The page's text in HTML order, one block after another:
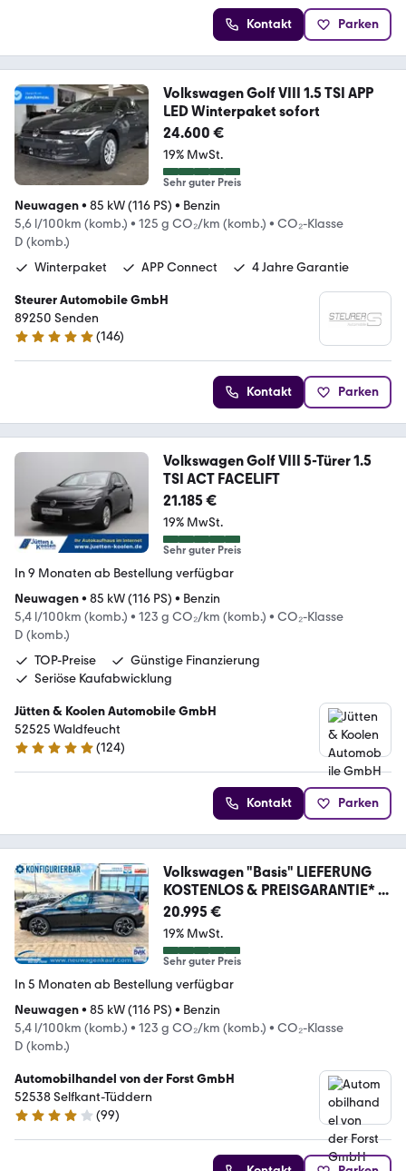
Kontakt Parken
Volkswagen Golf VIII 1.5 TSI APP
LED Winterpaket sofort
24.600 €
19% MwSt.
Sehr guter Preis
Neuwagen• 85 kW (116 PS) • Benzin
5,6 l/100km (komb.) • 125 g CO₂/km (komb.) • CO₂-Klasse
D (komb.)
Winterpaket
APP Connect 4 Jahre Garantie
Steurer Automobile GmbH
89250 Senden
4.8 Sterne
(146)
Kontakt Parken
Volkswagen Golf VIII 5-Türer 1.5
TSI ACT FACELIFT
21.185 €
19% MwSt.
Sehr guter Preis
In 9 Monaten ab Bestellung verfügbar
Neuwagen• 85 kW (116 PS) • Benzin
5,4 l/100km (komb.) • 123 g CO₂/km (komb.) • CO₂-Klasse
D (komb.)
TOP-Preise
Günstige Finanzierung
Seriöse Kaufabwicklung
Jütten & Koolen Automobile GmbH
52525 Waldfeucht
5 Sterne
(124)
Kontakt Parken
Volkswagen "Basis" LIEFERUNG
KOSTENLOS & PREISGARANTIE* ...
20.995 €
19% MwSt.
Sehr guter Preis
In 5 Monaten ab Bestellung verfügbar
Neuwagen• 85 kW (116 PS) • Benzin
5,4 l/100km (komb.) • 123 g CO₂/km (komb.) • CO₂-Klasse
D (komb.)
Automobilhandel von der Forst GmbH
52538 Selfkant-Tüddern
4.2 Sterne
(99)